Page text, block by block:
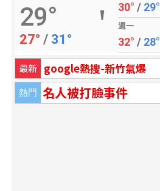
29°
27° / 31°
30° / 29°
週一
32° / 28°
最新 google熱搜-新竹氣爆
熱門 名人被打臉事件